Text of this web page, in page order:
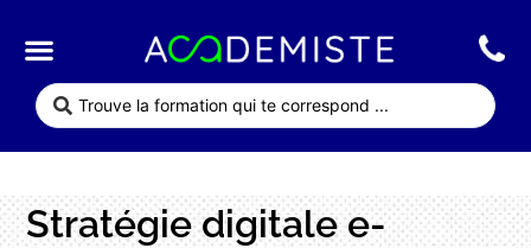
Stratégie digitale e-